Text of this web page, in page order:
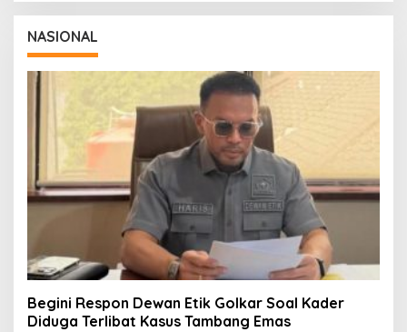
NASIONAL
Begini Respon Dewan Etik Golkar Soal Kader
Diduga Terlibat Kasus Tambang Emas